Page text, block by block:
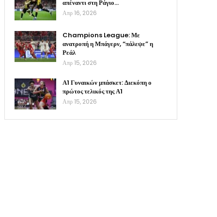
απέναντι στη Ράγιο…
Απρ 16, 2026
Champions League: Με
ανατροπή η Μπάγερν, “πάλεψε” η
Ρεάλ
Απρ 15, 2026
Α1 Γυναικών μπάσκετ: Διεκόπη ο
πρώτος τελικός της Α1
Απρ 15, 2026